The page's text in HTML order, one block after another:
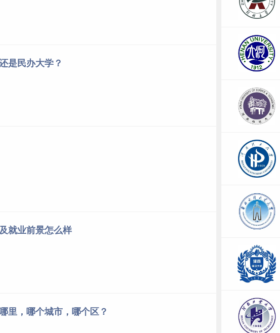
是民办大学？
就业前景怎么样
里，哪个城市，哪个区？